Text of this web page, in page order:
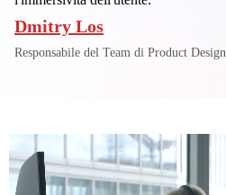
Dmitry Los
Responsabile del Team di Product Design